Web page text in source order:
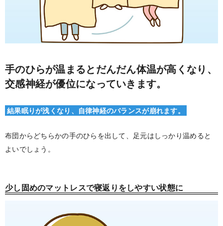
手のひらが温まるとだんだん体温が高くなり、
交感神経が優位になっていきます。
結果眠りが浅くなり、自律神経のバランスが崩れます。
布団からどちらかの手のひらを出して、足元はしっかり温めると
よいでしょう。
少し固めのマットレスで寝返りをしやすい状態に